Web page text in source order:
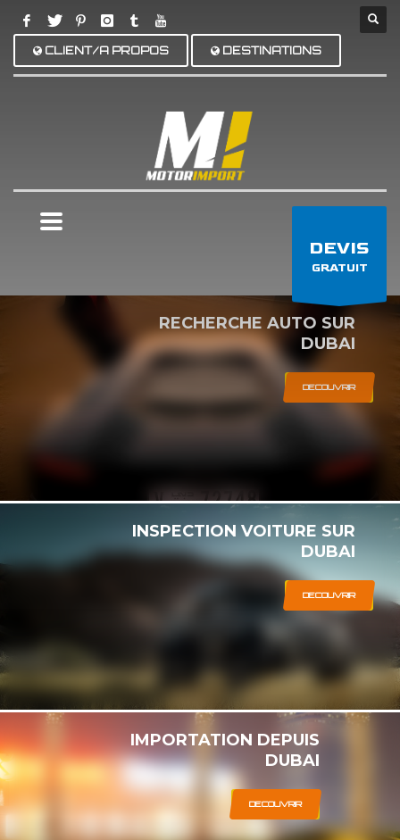
CLIENT/A PROPOS DESTINATIONS
DEVIS
GRATUIT
RECHERCHE AUTO SUR
DUBAI
DECOUVRIR
INSPECTION VOITURE SUR
DUBAI
DECOUVRIR
IMPORTATION DEPUIS
DUBAI
DECOUVRIR